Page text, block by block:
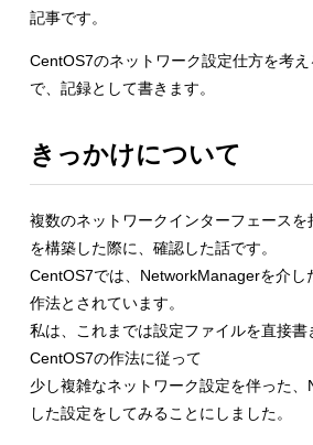
記事です。
CentOS7のネットワーク設定仕方を考
で、記録として書きます。
きっかけについて
複数のネットワークインターフェース
を構築した際に、確認した話です。
CentOS7では、NetworkManagerを介し
作法とされています。
私は、これまでは設定ファイルを直接
CentOS7の作法に従って
少し複雑なネットワーク設定を伴った
した設定をしてみることにしました。